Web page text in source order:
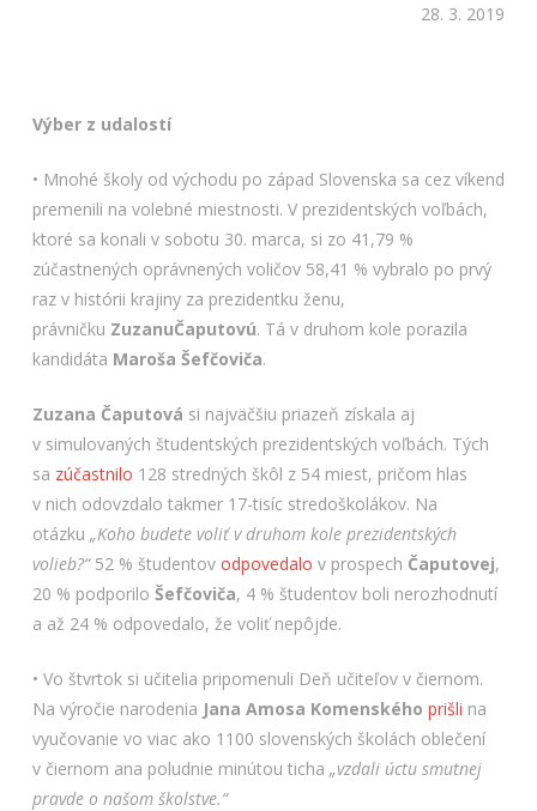
28. 3. 2019
Výber z udalostí
• Mnohé školy od východu po západ Slovenska sa cez víkend
premenili na volebné miestnosti. V prezidentských voľbách,
ktoré sa konali v sobotu 30. marca, si zo 41,79 %
zúčastnených oprávnených voličov 58,41 % vybralo po prvý
raz v histórii krajiny za prezidentku ženu,
právničku ZuzanuČaputovú. Tá v druhom kole porazila
kandidáta Maroša Šefčoviča.
Zuzana Čaputová si najväčšiu priazeň získala aj
v simulovaných študentských prezidentských voľbách. Tých
sa zúčastnilo 128 stredných škôl z 54 miest, pričom hlas
v nich odovzdalo takmer 17-tisíc stredoškolákov. Na
otázku „Koho budete voliť v druhom kole prezidentských
volieb?“52 % študentov odpovedalo v prospech Čaputovej,
20 % podporilo Šefčoviča, 4 % študentov boli nerozhodnutí
a až 24 % odpovedalo, že voliť nepôjde.
• Vo štvrtok si učitelia pripomenuli Deň učiteľov v čiernom.
Na výročie narodenia Jana Amosa Komenského prišli na
vyučovanie vo viac ako 1100 slovenských školách oblečení
v čiernom ana poludnie minútou ticha „vzdali úctu smutnej
pravde o našom školstve.“